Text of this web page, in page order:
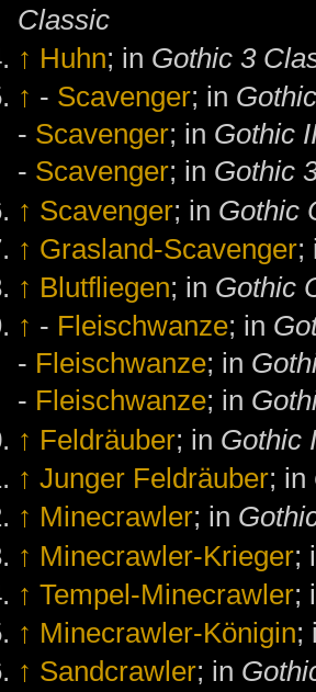
Classic
↑ Huhn; in Gothic 3
↑ - Scavenger; in
- Scavenger; in Gothic
- Scavenger; in Gothic
↑ Scavenger; in Gothic
↑ Grasland-Scavenger;
↑ Blutfliegen; in Gothic
↑ - Fleischwanze; in
- Fleischwanze; in
- Fleischwanze; in
↑ Feldräuber; in Gothic
↑ Junger Feldräuber; in
↑ Minecrawler; in
↑ Minecrawler-Krieger;
↑ Tempel-Minecrawler;
↑ Minecrawler-Königin;
↑ Sandcrawler; in